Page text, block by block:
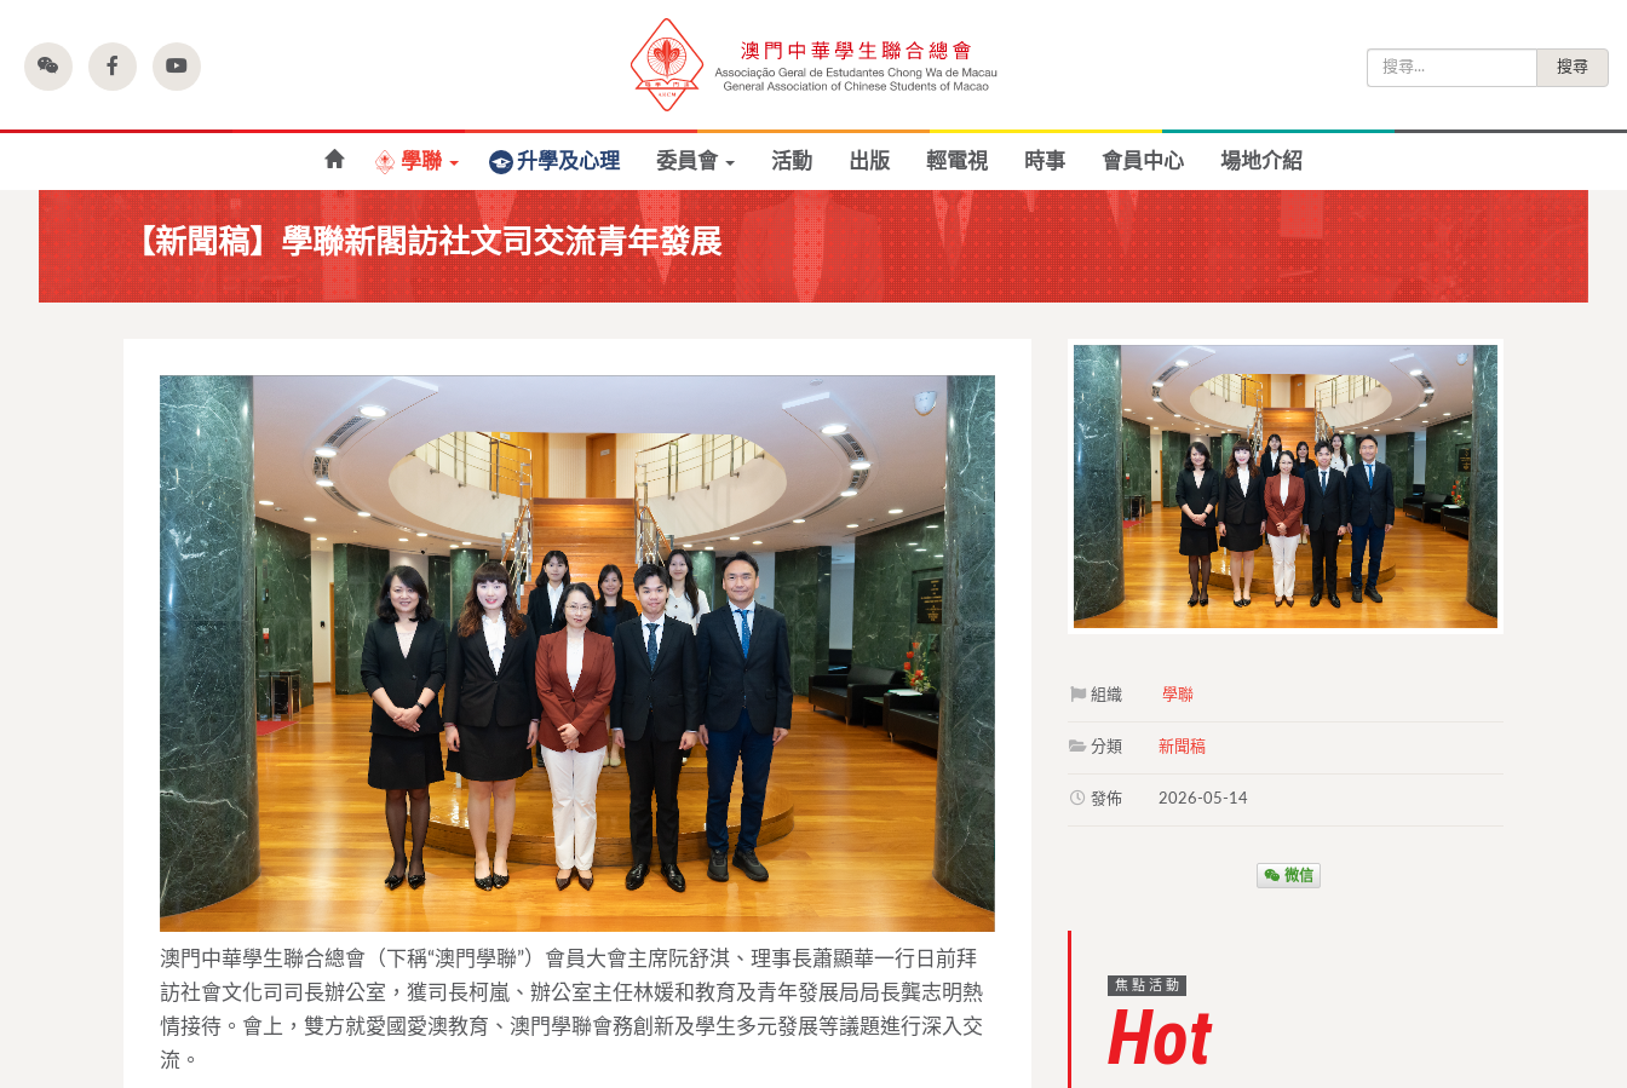
尋
學聯 升學及心理 委員會 活動 出版 輕電視 時事 會員中心 場地介紹
【新聞稿】學聯新閣訪社文司交流青年發展
澳門中華學生聯合總會（下稱“澳門學聯”）會員大會主席阮舒淇、理事長蕭顯華一行日前拜
訪社會文化司司長辦公室，獲司長柯嵐、辦公室主任林媛和教育及青年發展局局長龔志明熱
情接待。會上，雙方就愛國愛澳教育、澳門學聯會務創新及學生多元發展等議題進行深入交
流。
組織 學聯
分類 新聞稿
發佈 2026-05-14
微信
焦點活動
Hot